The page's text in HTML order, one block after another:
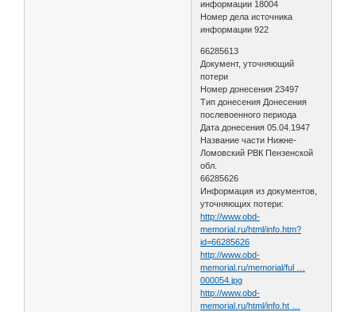
информации 18004
Номер дела источника
информации 922
66285613
Документ, уточняющий
потери
Номер донесения 23497
Тип донесения Донесения
послевоенного периода
Дата донесения 05.04.1947
Название части Нижне-
Ломовский РВК Пензенской
обл.
66285626
Информация из документов,
уточняющих потери:
http://www.obd-
memorial.ru/html/info.htm?
id=66285626
http://www.obd-
memorial.ru/memorial/ful …
000054.jpg
http://www.obd-
memorial.ru/html/info.ht …